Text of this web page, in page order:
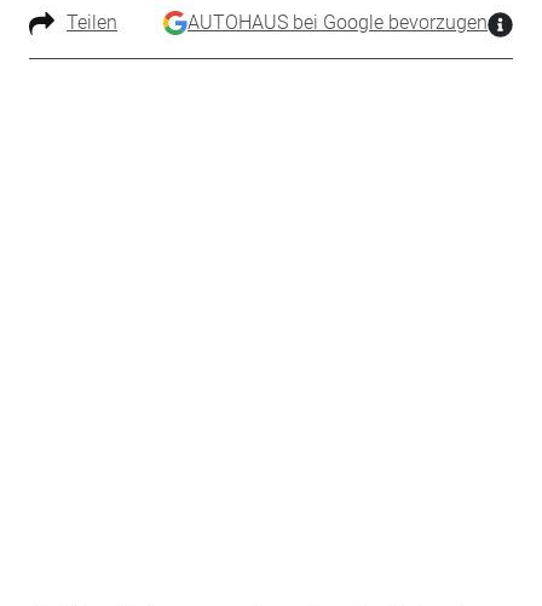
Teilen AUTOHAUS bei Google bevorzugen